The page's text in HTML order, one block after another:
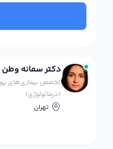
دکتر سمانه
تخصص بیماری‌های
(درماتولوژی)
تهران